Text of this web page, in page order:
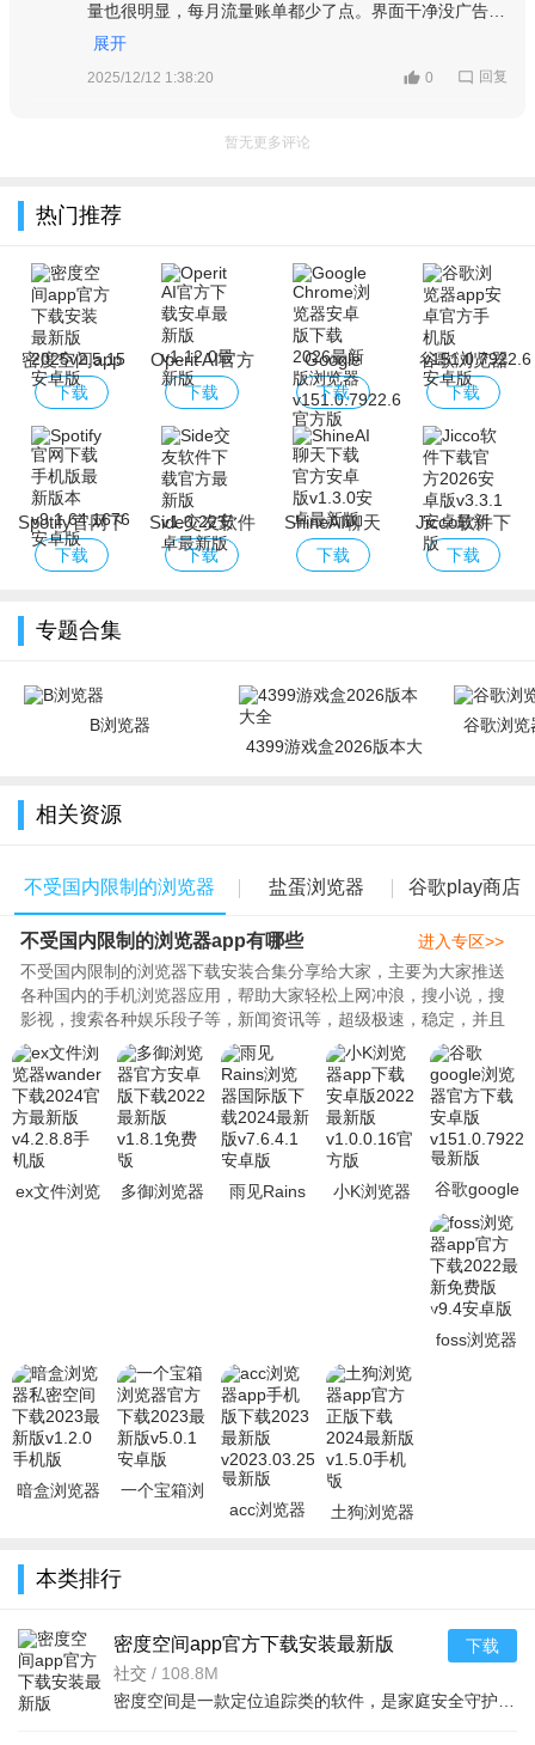
量也很明显，每月流量账单都少了点。界面干净没广告，
插件能自己装，主页还能随便改，完全不绑架用户，五星
展开
2025/12/12 1:38:20 0 回复
暂无更多评论
热门推荐
密度空间app
官方下载安装
最新版2025
下载
Operit AI官方
下载安卓最新
下载
Google
Chrome浏览
器安卓版下载
2026最新版浏
览器
下载
谷歌浏览器
app安卓官方
手机版
下载
Spotify官网下
载手机版最新
下载
Side交友软件
下载官方最新
下载
ShineAI聊天
下载官方安卓
下载
Jicco软件下
载官方2026安
下载
专题合集
B浏览器
4399游戏盒2026版本大
谷歌浏览
相关资源
不受国内限制的浏览器
app有哪些
盐蛋浏览器
app下载
谷歌play商店
下载
不受国内限制的浏览器app有哪些
不受国内限制的浏览器下载安装合集分享给大家，主要为大家推送
各种国内的手机浏览器应用，帮助大家轻松上网冲浪，搜小说，搜
影视，搜索各种娱乐段子等，新闻资讯等，超级极速，稳定，并且
安全，为大家提供更加优质的..
进入专区>>
ex文件浏览
多御浏览器
雨见Rains
小K浏览器
谷歌google
浏览器官方
下载安卓版
v151.0.792
foss浏览器
暗盒浏览器
版v1.2.0手
一个宝箱浏
acc浏览器
土狗浏览器
本类排行
密度空间app官方下载安装最新版
2025v2.5.15安卓版
社交 / 108.8M
下载